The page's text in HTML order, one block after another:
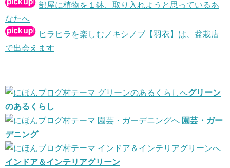
部屋に植物を１鉢、取り入れようと思っているあ
なたへ
ヒラヒラを楽しむノキシノブ【羽衣】は、盆栽店
で出会えます
グリーン
のあるくらし
園芸・ガー
デニング
インドア＆インテリアグリーン